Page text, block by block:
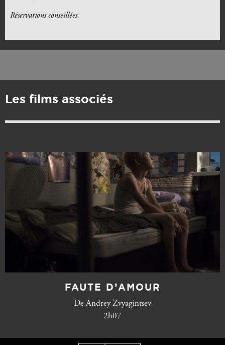
Réservations conseillées.
Les films associés
FAUTE D’AMOUR
De Andrey Zvyagintsev
2h07